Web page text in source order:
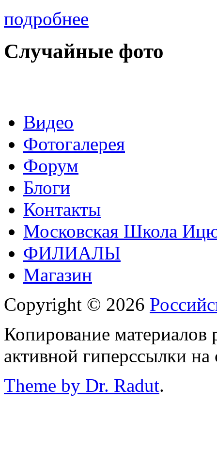
подробнее
Случайные фото
Видео
Фотогалерея
Форум
Блоги
Контакты
Московская Школа
ФИЛИАЛЫ
Магазин
Copyright © 2026
Копирование материалов
активной гиперссылки
Theme by Dr. Radut.